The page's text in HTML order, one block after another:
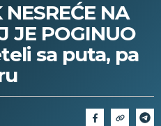
NA
JE POGINUO
sa puta, pa